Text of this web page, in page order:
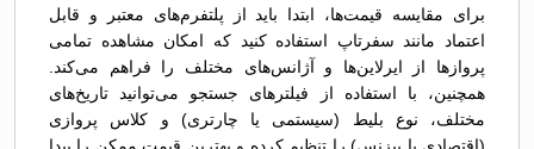
برای مقایسه قیمت‌ها، ابتدا باید از پلتفرم‌های معتبر و قابل
اعتماد مانند سفرتاپ استفاده کنید که امکان مشاهده تمامی
پروازها از ایرلاین‌ها و آژانس‌های مختلف را فراهم می‌کند.
همچنین، با استفاده از فیلترهای جستجو می‌توانید تاریخ‌های
مختلف، نوع بلیط (سیستمی یا چارتری) و کلاس پروازی